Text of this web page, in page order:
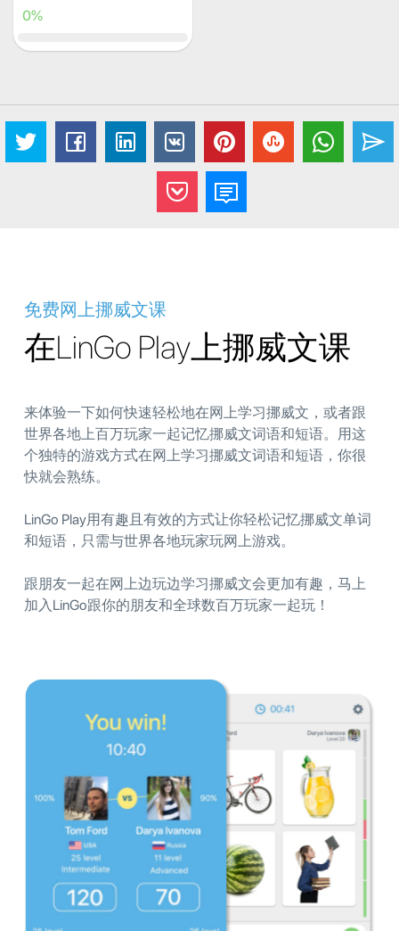
0%
免费网上挪威文课
在LinGo Play上挪威文课
来体验一下如何快速轻松地在网上学习挪威文，或者跟
世界各地上百万玩家一起记忆挪威文词语和短语。用这
个独特的游戏方式在网上学习挪威文词语和短语，你很
快就会熟练。
LinGo Play用有趣且有效的方式让你轻松记忆挪威文单词
和短语，只需与世界各地玩家玩网上游戏。
跟朋友一起在网上边玩边学习挪威文会更加有趣，马上
加入LinGo跟你的朋友和全球数百万玩家一起玩！